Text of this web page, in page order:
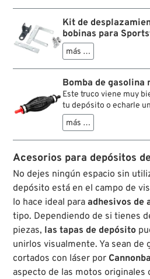
Kit de
bobinas para
más …
Bomba de gasolina
Este truco viene muy
tu depósito o echarle
queda varado sin
conecta unas
par de veces y la
construcción
con collares de acero
internas para evitar el
para gasolina con etanol.
más …
Acesorios para depósitos
No dejes ningún espacio sin
depósito está en el campo de
lo hace ideal paraadhesivos de
tipo. Dependiendo de si tienes
piezas, las tapas de depósito
unirlos visualmente. Ya sean de
cortados con láser por
aspecto de las motos originales